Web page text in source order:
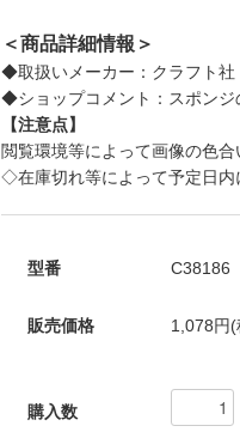
＜商品詳細情報＞
◆取扱いメーカー：クラフト社
◆ショップコメント：スポンジ
【注意点】
閲覧環境等によって画像の色合
◇在庫切れ等によって予定日内
型番 C38186
販売価格 1,078円(
購入数